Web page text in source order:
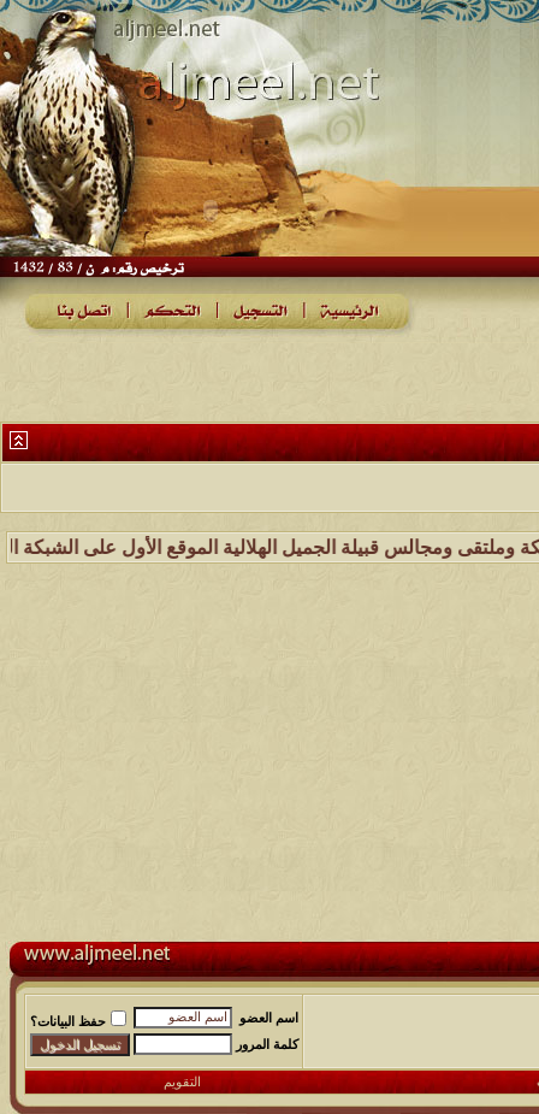
قبيلة الجميل الهلالية الموقع الأول على الشبكة العنكبوتية
اسم العضو
حفظ البيانات؟
كلمة المرور
التقويم